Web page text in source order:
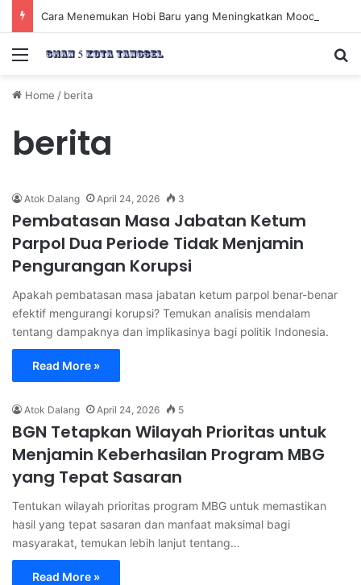
Menu
Home / berita
berita
Atok Dalang April 24, 2026 3
Pembatasan Masa Jabatan Ketum
Parpol Dua Periode Tidak Menjamin
Pengurangan Korupsi
Apakah pembatasan masa jabatan ketum parpol benar-benar
efektif mengurangi korupsi? Temukan analisis mendalam
tentang dampaknya dan implikasinya bagi politik Indonesia.
Read More »
Atok Dalang April 24, 2026 5
BGN Tetapkan Wilayah Prioritas untuk
Menjamin Keberhasilan Program MBG
yang Tepat Sasaran
Tentukan wilayah prioritas program MBG untuk memastikan
hasil yang tepat sasaran dan manfaat maksimal bagi
masyarakat, temukan lebih lanjut tentang…
Read More »